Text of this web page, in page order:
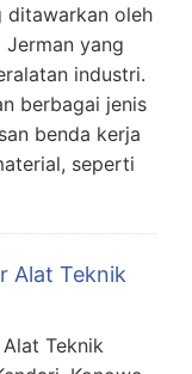
ditawarkan oleh
Jerman yang
industri.
berbagai jenis
benda kerja
seperti
Alat Teknik
Teknik